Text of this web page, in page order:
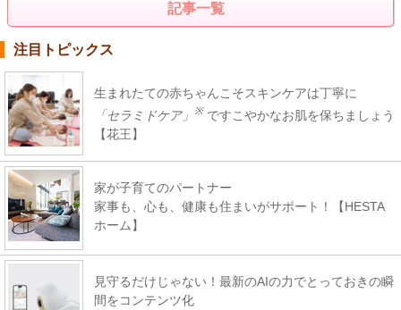
記事一覧
注目トピックス
生まれたての赤ちゃんこそスキンケアは丁寧に
「セラミドケア」
※ ですこやかなお肌を保ちましょう
【花王】
家が子育てのパートナー
家事も、心も、健康も住まいがサポート！【HESTA
ホーム】
見守るだけじゃない！最新のAIの力でとっておきの瞬
間をコンテンツ化